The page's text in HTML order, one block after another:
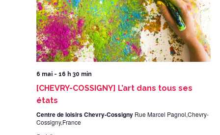
6 mai - 16 h 30 min
[CHEVRY-COSSIGNY] L’art dans tous ses
états
Centre de loisirs Chevry-Cossigny Rue Marcel Pagnol,Chevry-
Cossigny,France